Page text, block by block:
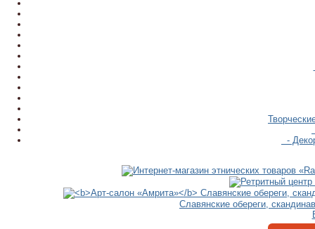
-
Славянские обереги,